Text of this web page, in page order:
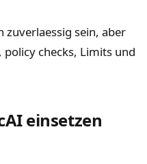
zuverlaessig sein, aber
policy checks, Limits und
einsetzen